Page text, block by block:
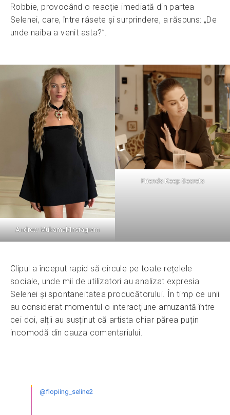
Robbie, provocând o reacție imediată din partea
Selenei, care, între râsete și surprindere, a răspuns: „De
unde naiba a venit asta?”.
Andrew Mukamal/Instagram
Friends Keep Secrets
Clipul a început rapid să circule pe toate rețelele
sociale, unde mii de utilizatori au analizat expresia
Selenei și spontaneitatea producătorului. În timp ce unii
au considerat momentul o interacțiune amuzantă între
cei doi, alții au susținut că artista chiar părea puțin
incomodă din cauza comentariului.
@flopiing_seline2